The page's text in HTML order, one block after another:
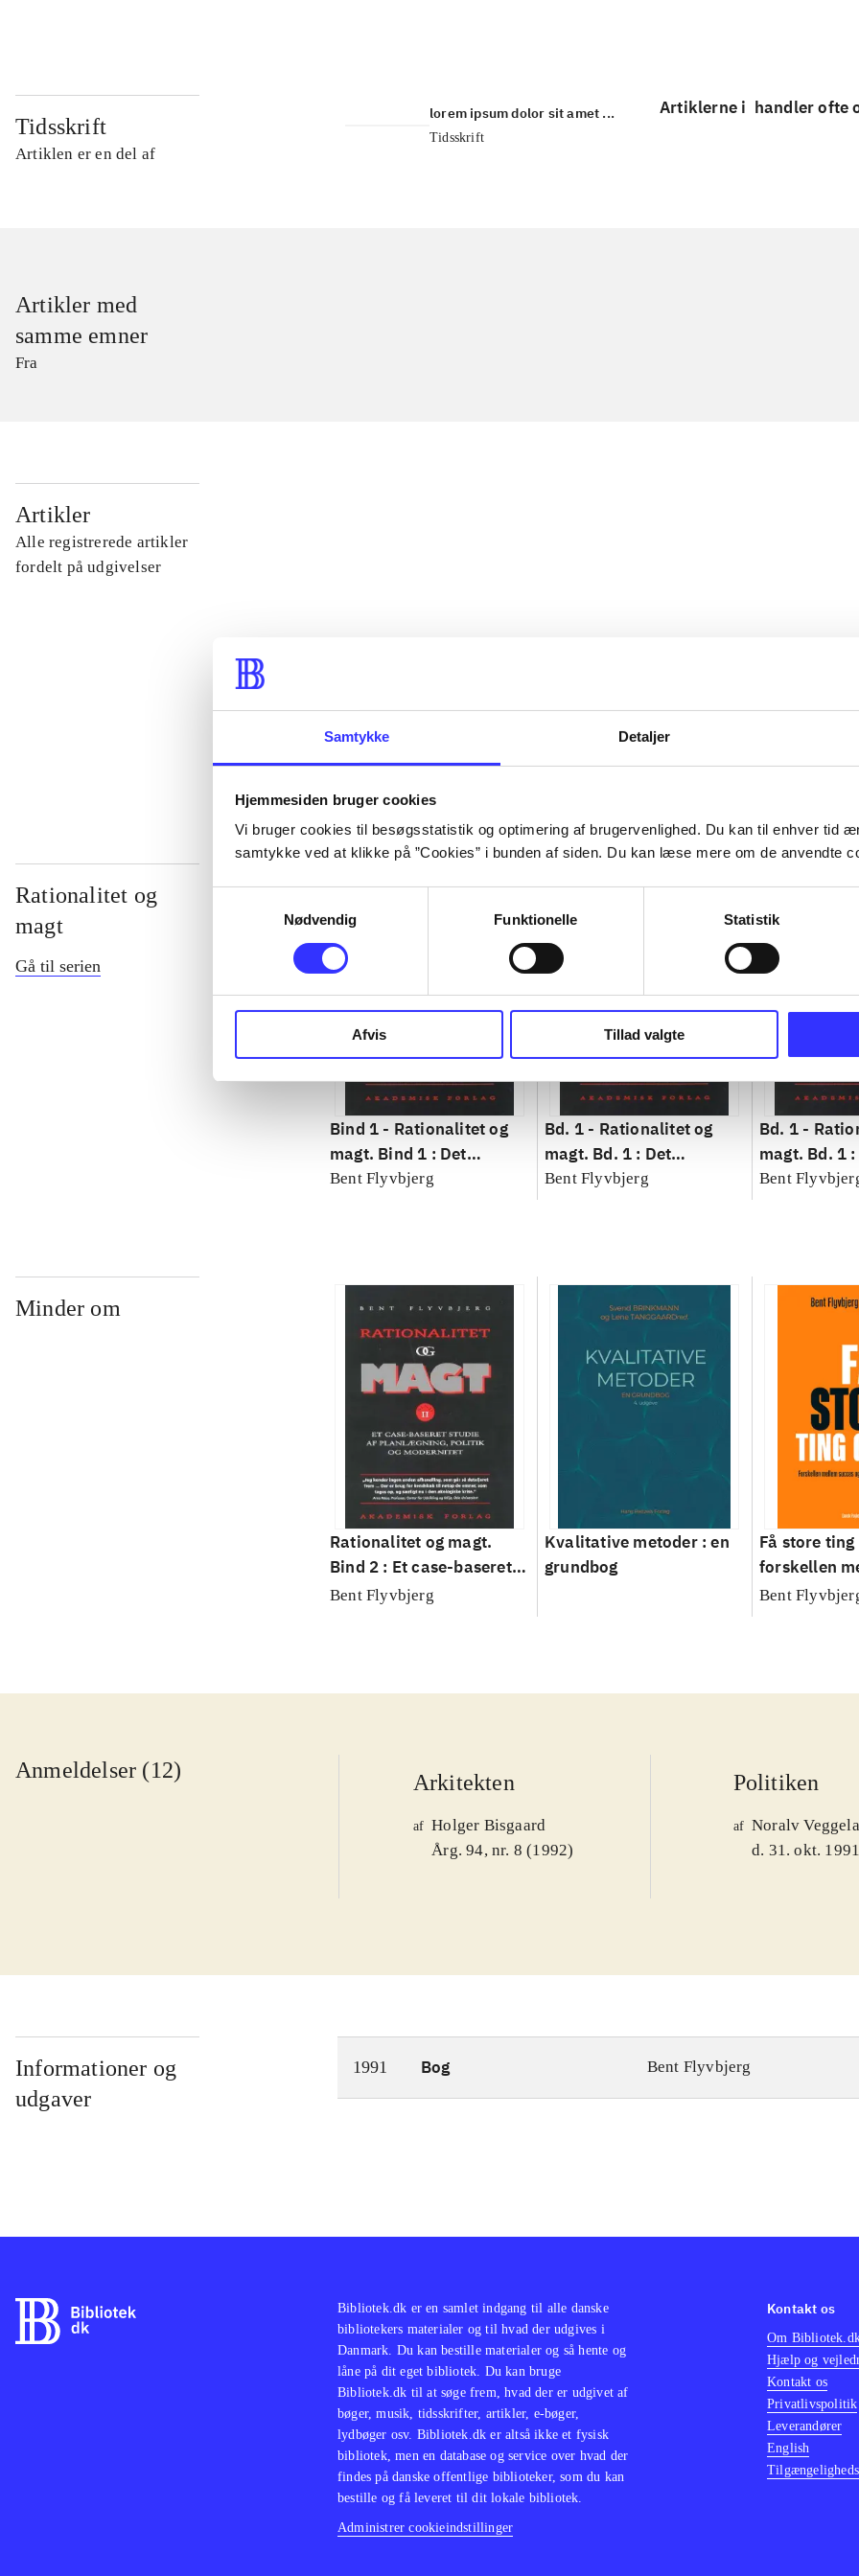
Samtykke Detaljer
Hjemmesiden bruger cookies
Vi bruger cookies til besøgsstatistik og optimering af brugervenlighed. Du kan til enhver tid
samtykke ved at klikke på ”Cookies” i bunden af siden. Du kan læse mere om de anvendte
Nødvendig
Funktionelle Statistik
Afvis Tillad valgte
Tidsskrift
Artiklen er en del af
lorem ipsum dolor sit amet ...
Tidsskrift
Artiklerne i handler ofte
Artikler med
samme emner
Fra
Artikler
Alle registrerede artikler
fordelt på udgivelser
Rationalitet og
magt
Gå til serien
Bind 1 - Rationalitet og
magt. Bind 1 : Det
konkretes videnskab
Bent Flyvbjerg
Bd. 1 - Rationalitet og
magt. Bd. 1 : Det
konkretes videnskab
Bent Flyvbjerg
Bd. 1 -
magt. Bd. 1
konkretes
Bent
Minder om
Rationalitet og magt.
Bind 2 : Et case-baseret
studie af planlægning,
Bent Flyvbjerg
Kvalitative metoder : en
grundbog
Få store
forskellen
og fiasko i
Bent
Anmeldelser (12) Arkitekten
af Holger Bisgaard
Årg. 94, nr. 8 (1992)
Politiken
af Noralv
d. 31. okt.
Informationer og
udgaver
1991 Bog Bent Flyvbjerg
Bibliotek.dk er en samlet indgang til alle danske
bibliotekers materialer og til hvad der udgives i
Danmark. Du kan bestille materialer og så hente og
låne på dit eget bibliotek. Du kan bruge
Bibliotek.dk til at søge frem, hvad der er udgivet af
bøger, musik, tidsskrifter, artikler, e-bøger,
lydbøger osv. Bibliotek.dk er altså ikke et fysisk
bibliotek, men en database og service over hvad der
findes på danske offentlige biblioteker, som du kan
bestille og få leveret til dit lokale bibliotek.
Administrer cookieindstillinger
Kontakt os
Om
Hjælp og
Kontakt os
Privatlivspolitik
Leverandører
English